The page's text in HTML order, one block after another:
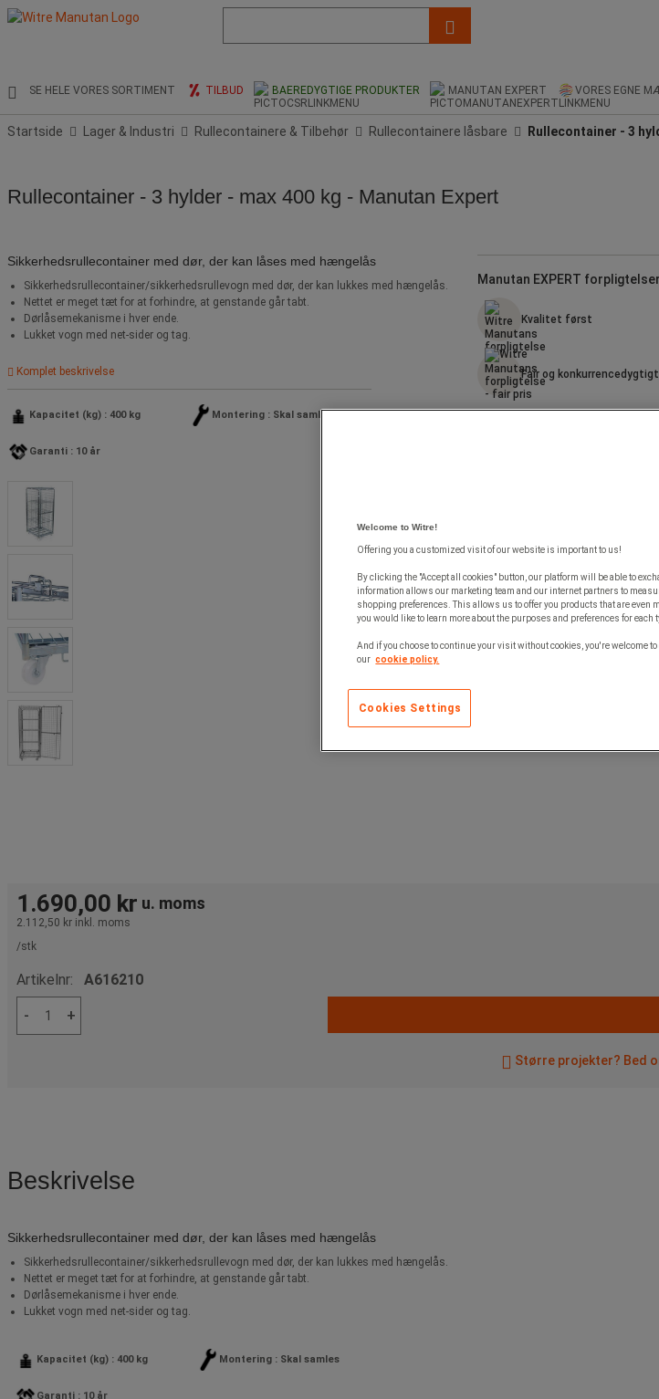
og
søgehistorik
SE HELE VORES SORTIMENT TILBUD BAEREDYGTIGE PRODUKTER MANUTAN EXPERT VORES EGNE
Startside Lager & Industri Rullecontainere & Tilbehør Rullecontainere låsbare Rullecontainer - 3
Rullecontainer - 3 hylder - max 400 kg - Manutan Expert
Sikkerhedsrullecontainer med dør, der kan låses med hængelås
Sikkerhedsrullecontainer/sikkerhedsrullevogn med dør, der kan lukkes med hængelås.
Nettet er meget tæt for at forhindre, at genstande går tabt.
Dørlåsemekanisme i hver ende.
Lukket vogn med net-sider og tag.
Komplet beskrivelse
Kapacitet (kg) : 400 kg Montering : Skal samles
Garanti : 10 år
Manutan EXPERT forpligtelser
Kvalitet først
Fair og konkurrencedygtigt
1.690,00 kr u. moms
2.112,50 kr inkl. moms
/stk
Artikelnr: A616210
- +
Større projekter? Bed
Beskrivelse
Sikkerhedsrullecontainer med dør, der kan låses med hængelås
Sikkerhedsrullecontainer/sikkerhedsrullevogn med dør, der kan lukkes med hængelås.
Nettet er meget tæt for at forhindre, at genstande går tabt.
Dørlåsemekanisme i hver ende.
Lukket vogn med net-sider og tag.
Kapacitet (kg) : 400 kg Montering : Skal samles
Garanti : 10 år
Welcome to Witre!
Offering you a customized visit of our website is important to us!
By clicking the "Accept all cookies" button, our platform will be able to
information allows our marketing team and our internet partners to
shopping preferences. This allows us to offer you products that are even
you would like to learn more about the purposes and preferences for each
And if you choose to continue your visit without cookies, you're welcome to
our cookie policy.
Cookies Settings